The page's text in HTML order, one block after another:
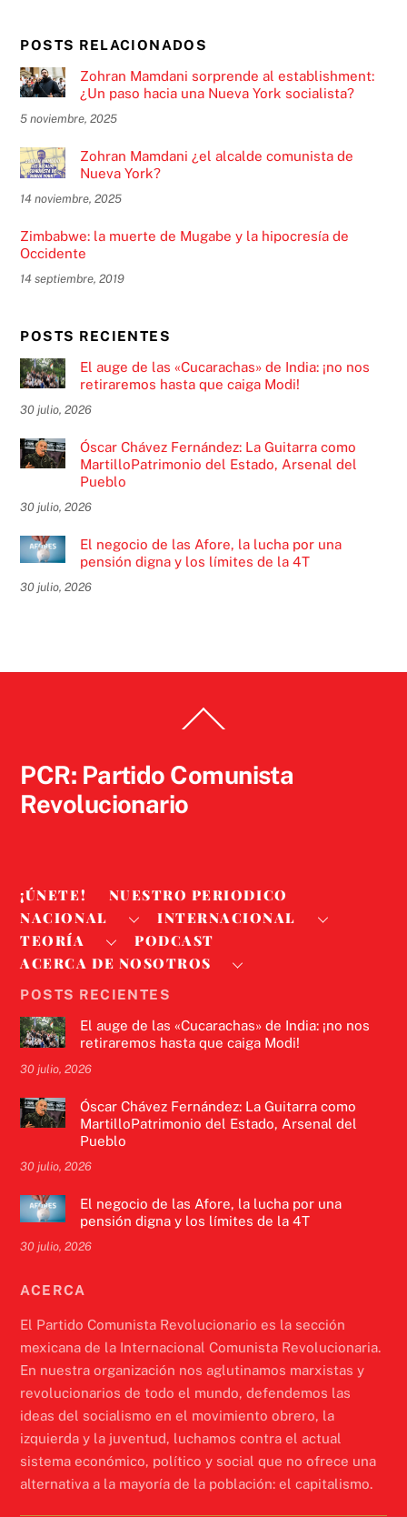
POSTS RELACIONADOS
Zohran Mamdani sorprende al establishment:
¿Un paso hacia una Nueva York socialista?
5 noviembre, 2025
Zohran Mamdani ¿el alcalde comunista de
Nueva York?
14 noviembre, 2025
Zimbabwe: la muerte de Mugabe y la hipocresía de
Occidente
14 septiembre, 2019
POSTS RECIENTES
El auge de las «Cucarachas» de India: ¡no nos
retiraremos hasta que caiga Modi!
30 julio, 2026
Óscar Chávez Fernández: La Guitarra como
MartilloPatrimonio del Estado, Arsenal del
Pueblo
30 julio, 2026
El negocio de las Afore, la lucha por una
pensión digna y los límites de la 4T
30 julio, 2026
To
PCR: Partido Comunista
Revolucionario
¡ÚNETE!
NUESTRO PERIODICO
NACIONAL
INTERNACIONAL
TEORÍA
PODCAST
ACERCA DE NOSOTROS
POSTS RECIENTES
El auge de las «Cucarachas» de India: ¡no nos
retiraremos hasta que caiga Modi!
30 julio, 2026
Óscar Chávez Fernández: La Guitarra como
MartilloPatrimonio del Estado, Arsenal del
Pueblo
30 julio, 2026
El negocio de las Afore, la lucha por una
pensión digna y los límites de la 4T
30 julio, 2026
ACERCA
El Partido Comunista Revolucionario es la sección
mexicana de la Internacional Comunista Revolucionaria.
En nuestra organización nos aglutinamos marxistas y
revolucionarios de todo el mundo, defendemos las
ideas del socialismo en el movimiento obrero, la
izquierda y la juventud, luchamos contra el actual
sistema económico, político y social que no ofrece una
alternativa a la mayoría de la población: el capitalismo.